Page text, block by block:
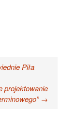
Piła
projektowanie
→